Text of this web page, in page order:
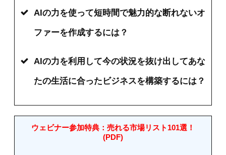
AIの力を使って短時間で魅力的な断れないオ
ファーを作成するには？
AIの力を利用して今の状況を抜け出してあな
たの生活に合ったビジネスを構築するには？
ウェビナー参加特典：売れる市場リスト101選！
(PDF)